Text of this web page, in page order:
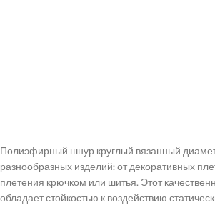
Полиэфирный шнур круглый вязанный
разнообразных изделий: от декоративных
плетения крючком или шитья. Этот
обладает стойкостью к воздействию